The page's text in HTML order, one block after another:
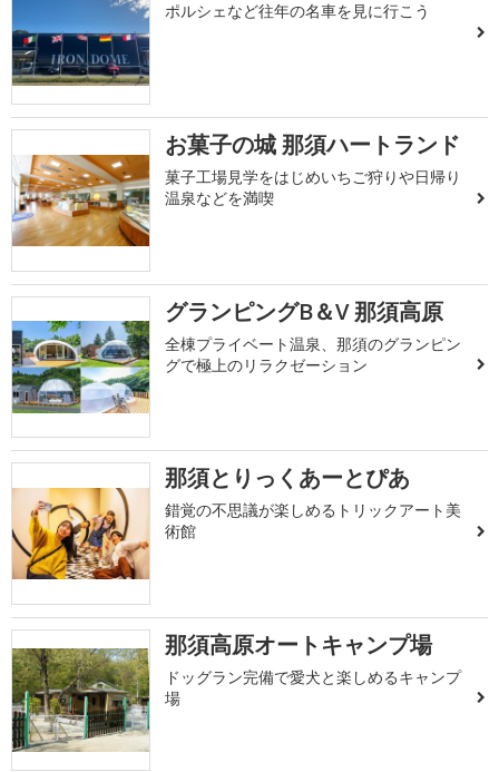
ポルシェなど往年の名車を見に行こう
お菓子の城 那須ハートランド
菓子工場見学をはじめいちご狩りや日帰り
温泉などを満喫
グランピングB＆V 那須高原
全棟プライベート温泉、那須のグランピン
グで極上のリラクゼーション
那須とりっくあーとぴあ
錯覚の不思議が楽しめるトリックアート美
術館
那須高原オートキャンプ場
ドッグラン完備で愛犬と楽しめるキャンプ
場